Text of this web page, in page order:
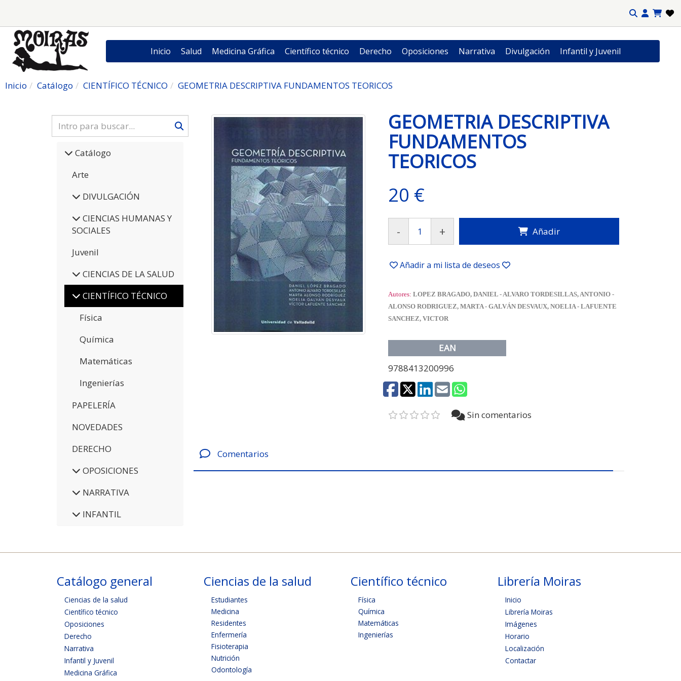
Inicio Salud Medicina Gráfica Científico técnico Derecho Oposiciones Narrativa Divulgación Infantil y Juvenil
Inicio Catálogo CIENTÍFICO TÉCNICO GEOMETRIA DESCRIPTIVA FUNDAMENTOS TEORICOS
Catálogo
Arte
DIVULGACIÓN
CIENCIAS HUMANAS Y
SOCIALES
Juvenil
CIENCIAS DE LA SALUD
CIENTÍFICO TÉCNICO
Física
Química
Matemáticas
Ingenierías
PAPELERÍA
NOVEDADES
DERECHO
OPOSICIONES
NARRATIVA
INFANTIL
GEOMETRIA DESCRIPTIVA
FUNDAMENTOS
TEORICOS
20 €
- + Añadir
Añadir a mi lista de deseos
Autores:LOPEZ BRAGADO, DANIEL - ALVARO TORDESILLAS, ANTONIO -
ALONSO RODRIGUEZ, MARTA - GALVÁN DESVAUX, NOELIA - LAFUENTE
SANCHEZ, VICTOR
EAN
9788413200996
Sin comentarios
Comentarios
Catálogo general
Ciencias de la salud
Científico técnico
Oposiciones
Derecho
Narrativa
Infantil y Juvenil
Medicina Gráfica
Ciencias de la salud
Estudiantes
Medicina
Residentes
Enfermería
Fisioterapia
Nutrición
Odontología
Científico técnico
Física
Química
Matemáticas
Ingenierías
Librería Moiras
Inicio
Librería Moiras
Imágenes
Horario
Localización
Contactar